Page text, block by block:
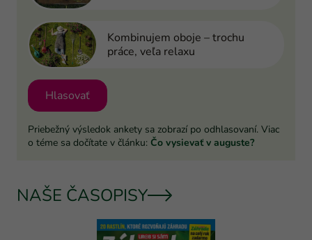
Kombinujem oboje – trochu
práce, veľa relaxu
Hlasovať
Priebežný výsledok ankety sa zobrazí po odhlasovaní. Viac
o téme sa dočítate v článku: Čo vysievať v auguste?
NAŠE ČASOPISY